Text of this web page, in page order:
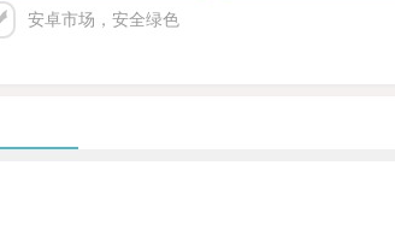
安卓市场，安全绿色